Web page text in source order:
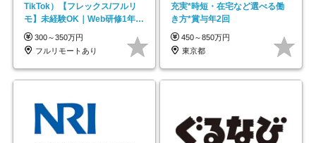
TikTok）【フレックス/フルリ
モ】未経験OK｜Web研修1年間
｜副業OK
300～350万円
フルリモートあり
充実*時短・在宅など選べる働
き方*賞与年2回
450～850万円
東京都